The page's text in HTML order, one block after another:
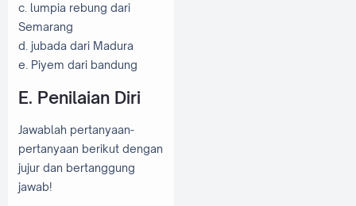
c. lumpia rebung dari
Semarang
d. jubada dari Madura
e. Piyem dari bandung
E. Penilaian Diri
Jawablah pertanyaan-
pertanyaan berikut dengan
jujur dan bertanggung
jawab!